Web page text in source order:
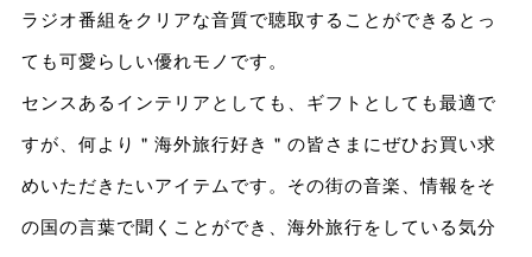
ラジオ番組をクリアな音質で聴取することができるとっ
ても可愛らしい優れモノです。
センスあるインテリアとしても、ギフトとしても最適で
すが、何より＂海外旅行好き＂の皆さまにぜひお買い求
めいただきたいアイテムです。その街の音楽、情報をそ
の国の言葉で聞くことができ、海外旅行をしている気分